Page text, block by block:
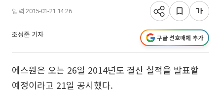
입력 2015-01-21 14:26
조성준 기자 구글 선호매체 추가
에스원은 오는 26일 2014년도 결산 실적을 발표할
예정이라고 21일 공시했다.